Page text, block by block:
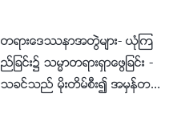
တရားေဒႆနာအတြဲမ်ား- ယုံၾက
ည္ျခင္း၌ သမၼာတရားရွာေဖြျခင္း -
သခင္သည္ မိုးတိမ္စီး၍ အမွန္တက